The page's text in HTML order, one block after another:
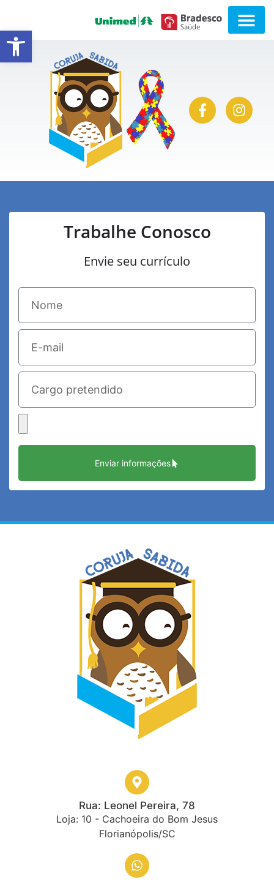
Abrir a barra de ferramentas
Trabalhe Conosco
Envie seu currículo
Enviar informações
Rua: Leonel Pereira, 78
Loja: 10 - Cachoeira do Bom Jesus
Florianópolis/SC